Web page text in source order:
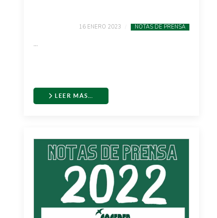
16 ENERO 2023 NOTAS DE PRENSA
...
LEER MÁS…